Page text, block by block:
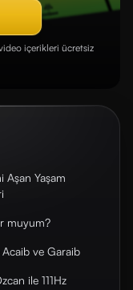
içerikleri ücretsiz
Aşan Yaşam
muyum?
Acaib ve Garaib
ile 111Hz